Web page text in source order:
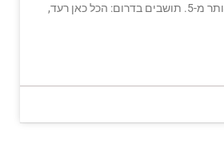
הייתה בעוצמה של יותר מ-5. תושבים בדרום: הכל כאן רעד,